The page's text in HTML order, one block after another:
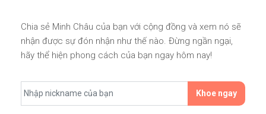
Chia sẻ Minh Châu của bạn với cộng đồng và xem nó sẽ
nhận được sự đón nhận như thế nào. Đừng ngần ngại,
hãy thể hiện phong cách của bạn ngay hôm nay!
Khoe ngay